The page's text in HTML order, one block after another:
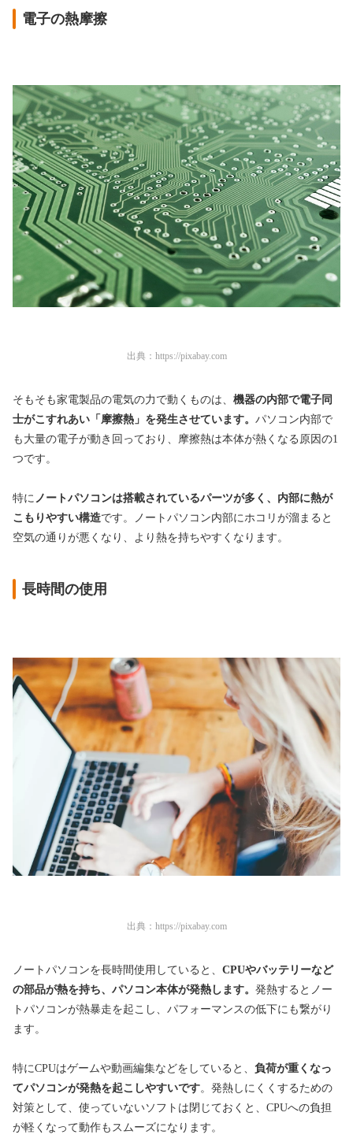
電子の熱摩擦
出典： https://pixabay.com
そもそも家電製品の電気の力で動くものは、 機器の内部で電子同
士がこすれあい「摩擦熱」を発生させています。 パソコン内部で
も大量の電子が動き回っており、摩擦熱は本体が熱くなる原因の1
つです。
特に ノートパソコンは搭載されているパーツが多く、内部に熱が
こもりやすい構造です。ノートパソコン内部にホコリが溜まると
空気の通りが悪くなり、より熱を持ちやすくなります。
長時間の使用
出典： https://pixabay.com
ノートパソコンを長時間使用していると、 CPUやバッテリーなど
の部品が熱を持ち、パソコン本体が発熱します。 発熱するとノー
トパソコンが熱暴走を起こし、パフォーマンスの低下にも繋がり
ます。
特にCPUはゲームや動画編集などをしていると、 負荷が重くなっ
てパソコンが発熱を起こしやすいです。発熱しにくくするための
対策として、使っていないソフトは閉じておくと、CPUへの負担
が軽くなって動作もスムーズになります。